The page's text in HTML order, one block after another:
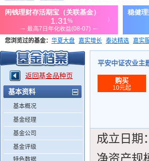
您浏览过的基金： 华夏大盘 嘉实增长 泰达精选 嘉实
添富优势 华安宏利 上证180价值ETF
返回基金品种页
基本资料
基本概况
基金经理
基金公司
基金评级
特色数据
平安中证农业主
购买
10元起
成立日期：
净资产规